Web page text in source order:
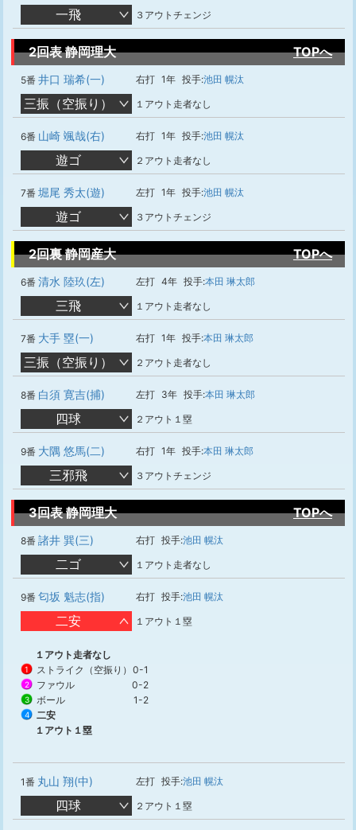
一飛 ３アウトチェンジ
2回表 静岡理大 TOPへ
5番 井口 瑞希(一) 右打 1年 投手:池田 幌汰
三振（空振り） １アウト走者なし
6番 山崎 颯哉(右) 右打 1年 投手:池田 幌汰
遊ゴ ２アウト走者なし
7番 堀尾 秀太(遊) 左打 1年 投手:池田 幌汰
遊ゴ ３アウトチェンジ
2回裏 静岡産大 TOPへ
6番 清水 陸玖(左) 左打 4年 投手:本田 琳太郎
三飛 １アウト走者なし
7番 大手 塁(一) 右打 1年 投手:本田 琳太郎
三振（空振り） ２アウト走者なし
8番 白須 寛吉(捕) 左打 3年 投手:本田 琳太郎
四球 ２アウト１塁
9番 大隅 悠馬(二) 右打 1年 投手:本田 琳太郎
三邪飛 ３アウトチェンジ
3回表 静岡理大 TOPへ
8番 諸井 巽(三) 右打 投手:池田 幌汰
二ゴ １アウト走者なし
9番 匂坂 魁志(指) 右打 投手:池田 幌汰
二安 １アウト１塁
１アウト走者なし
1 ストライク（空振り） 0-1
2 ファウル 0-2
3 ボール 1-2
4
二安
１アウト１塁
1番 丸山 翔(中) 左打 投手:池田 幌汰
四球 ２アウト１塁